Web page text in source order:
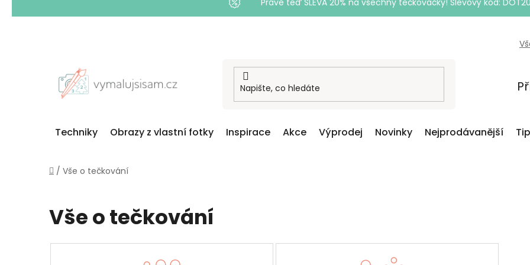
Právě teď SLEVA 20% na všechny tečkovačky! Slevový kód: DOT20
Techniky Obrazy z vlastní fotky Inspirace Akce Výprodej Novinky Nejprodávanější
Domů
/ Vše o tečkování
Vše o tečkování